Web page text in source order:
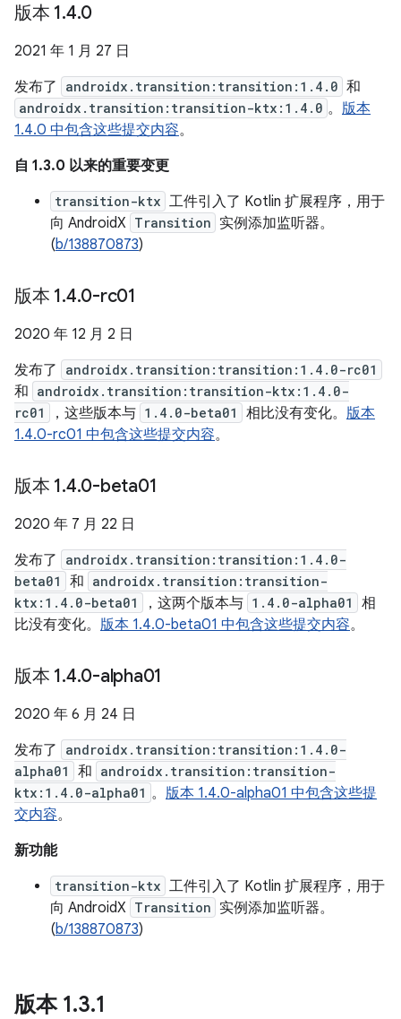
版本 1.4.0
2021 年 1 月 27 日
发布了
androidx.transition:transition:1.4.0 和
androidx.transition:transition-ktx:1.4.0 。 版本
1.4.0 中包含这些提交内容。
自 1.3.0 以来的重要变更
transition-ktx 工件引入了 Kotlin 扩展程序，用于
向 AndroidX Transition 实例添加监听器。
(b/138870873)
版本 1.4.0-rc01
2020 年 12 月 2 日
发布了
androidx.transition:transition:1.4.0-rc01
和 androidx.transition:transition-ktx:1.4.0-
rc01
，这些版本与 1.4.0-beta01 相比没有变化。 版本
1.4.0-rc01 中包含这些提交内容。
版本 1.4.0-beta01
2020 年 7 月 22 日
发布了
androidx.transition:transition:1.4.0-
beta01
和 androidx.transition:transition-
ktx:1.4.0-beta01
，这两个版本与 1.4.0-alpha01
相
比没有变化。 版本 1.4.0-beta01 中包含这些提交内容。
版本 1.4.0-alpha01
2020 年 6 月 24 日
发布了
androidx.transition:transition:1.4.0-
alpha01
和 androidx.transition:transition-
ktx:1.4.0-alpha01 。 版本 1.4.0-alpha01 中包含这些提
交内容。
新功能
transition-ktx 工件引入了 Kotlin 扩展程序，用于
向 AndroidX Transition 实例添加监听器。
(b/138870873)
版本 1.3.1